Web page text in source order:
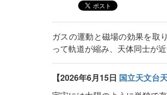
ガスの運動と磁場の効果を取
って軌道が縮み、天体同士が
【2026年6月15日 国立天文台